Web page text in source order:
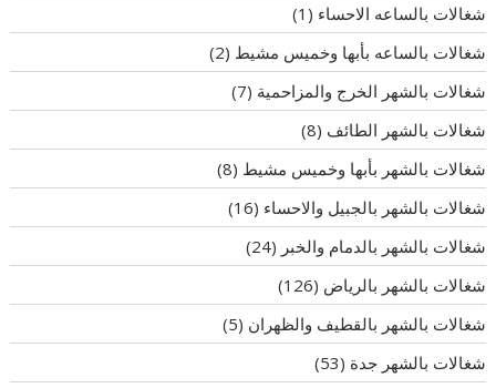
شغالات بالساعه الاحساء (1)
شغالات بالساعه بأبها وخميس مشيط (2)
شغالات بالشهر الخرج والمزاحمية (7)
شغالات بالشهر الطائف (8)
شغالات بالشهر بأبها وخميس مشيط (8)
شغالات بالشهر بالجبيل والاحساء (16)
شغالات بالشهر بالدمام والخبر (24)
شغالات بالشهر بالرياض (126)
شغالات بالشهر بالقطيف والظهران (5)
شغالات بالشهر جدة (53)